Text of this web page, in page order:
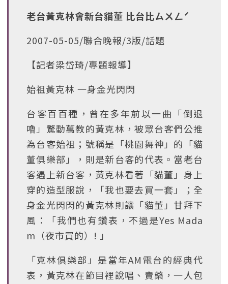
老台黃克林會新台貓董 比台比ㄙㄨㄥˊ
2007-05-05/聯合晚報/3版/話題
【記者梁岱琦/專題報導】
始祖黃克林 一身金光閃閃
台客百百種，曾在多年前以一曲「倒退
嚕」驚動萬教的黃克林，被眾台客們公推
為台客始祖；號稱是「桃園舞神」的「貓
董俱樂部」，則是新台客的代表。當老台
客遇上新台客，黃克林看著「貓董」身上
穿的造型服說，「我也要去買一套」；全
身金光閃閃的黃克林則讓「貓董」甘拜下
風：「我們也有鑽表，不過是Yes Mada
m（夜市買的）! 」
「克林俱樂部」是當年AM電台的經典代
表，黃克林在節目裡說唱、賣藥，一人包